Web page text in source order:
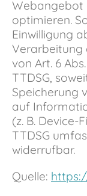
Webangebot
optimieren.
Einwilligung
Verarbeitung
von Art. 6
TTDSG,
Speicherung
auf
(z. B. Device-
TTDSG
widerrufbar.
Quelle: